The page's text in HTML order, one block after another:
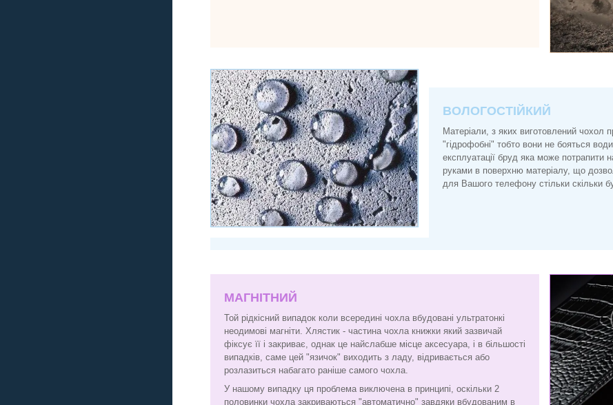
ВОЛОГОСТІЙКИЙ
Матеріали, з яких виготовлений чохол
"гідрофобні" тобто вони не бояться
експлуатації бруд яка може потрапити
руками в поверхню матеріалу, що
для Вашого телефону стільки скільки
МАГНІТНИЙ
Той рідкісний випадок коли всередині чохла вбудовані ультратонкі
неодимові магніти. Хлястик - частина чохла книжки який зазвичай
фіксує її і закриває, однак це найслабше місце аксесуара, і в більшості
випадків, саме цей "язичок" виходить з ладу, відривається або
розлазиться набагато раніше самого чохла.
У нашому випадку ця проблема виключена в принципі, оскільки 2
половинки чохла закриваються "автоматично" завдяки вбудованим в